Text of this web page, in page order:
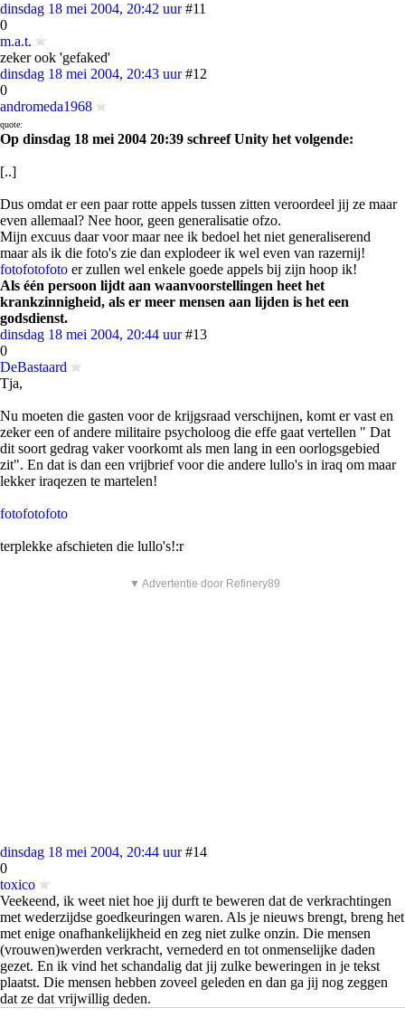
dinsdag 18 mei 2004, 20:42 uur #11
0
m.a.t.
zeker ook 'gefaked'
dinsdag 18 mei 2004, 20:43 uur #12
0
andromeda1968
quote:
Op dinsdag 18 mei 2004 20:39 schreef Unity het volgende:
[..]
Dus omdat er een paar rotte appels tussen zitten veroordeel jij ze maar
even allemaal? Nee hoor, geen generalisatie ofzo.
Mijn excuus daar voor maar nee ik bedoel het niet generaliserend
maar als ik die foto's zie dan explodeer ik wel even van razernij!
fotofotofoto er zullen wel enkele goede appels bij zijn hoop ik!
Als één persoon lijdt aan waanvoorstellingen heet het
krankzinnigheid, als er meer mensen aan lijden is het een
godsdienst.
dinsdag 18 mei 2004, 20:44 uur #13
0
DeBastaard
Tja,
Nu moeten die gasten voor de krijgsraad verschijnen, komt er vast en
zeker een of andere militaire psycholoog die effe gaat vertellen " Dat
dit soort gedrag vaker voorkomt als men lang in een oorlogsgebied
zit". En dat is dan een vrijbrief voor die andere lullo's in iraq om maar
lekker iraqezen te martelen!
fotofotofoto
terplekke afschieten die lullo's!:r
▼ Advertentie door Refinery89
dinsdag 18 mei 2004, 20:44 uur #14
0
toxico
Veekeend, ik weet niet hoe jij durft te beweren dat de verkrachtingen
met wederzijdse goedkeuringen waren. Als je nieuws brengt, breng het
met enige onafhankelijkheid en zeg niet zulke onzin. Die mensen
(vrouwen)werden verkracht, vernederd en tot onmenselijke daden
gezet. En ik vind het schandalig dat jij zulke beweringen in je tekst
plaatst. Die mensen hebben zoveel geleden en dan ga jij nog zeggen
dat ze dat vrijwillig deden.